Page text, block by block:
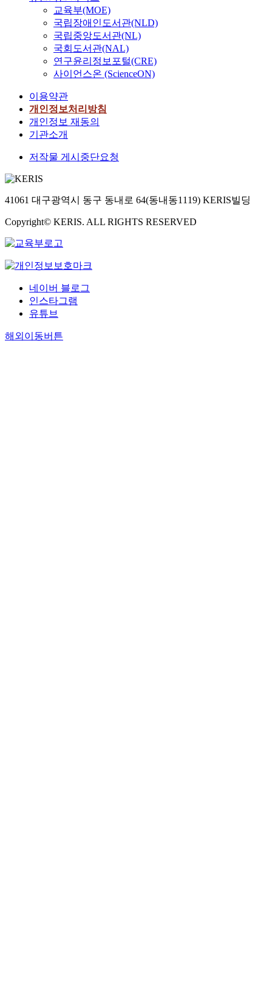
교육부(MOE)
국립장애인도서관(NLD)
국립중앙도서관(NL)
국회도서관(NAL)
연구윤리정보포털(CRE)
사이언스온 (ScienceON)
이용약관
개인정보처리방침
개인정보 재동의
기관소개
저작물 게시중단요청
41061 대구광역시 동구 동내로 64(동내동1119) KERIS빌딩
Copyright© KERIS. ALL RIGHTS RESERVED
네이버 블로그
인스타그램
유튜브
해외이동버튼